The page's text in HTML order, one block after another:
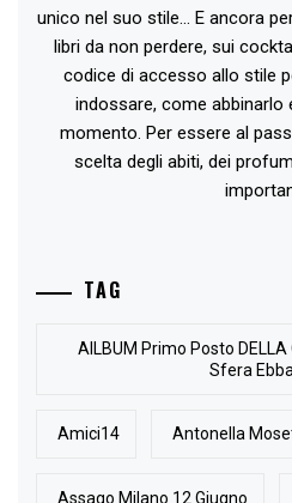
unico nel suo stile... E ancora
libri da non perdere, sui
codice di accesso allo stile
indossare, come abbinarlo
momento. Per essere al
scelta degli abiti, dei
TAG
AlLBUM Primo Posto DELLA
Sfera
Amici14 Antonella
Assago Milano 12 Giugno